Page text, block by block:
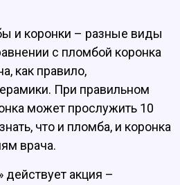
и коронки – разные виды
с пломбой коронка
как правило,
При правильном
может прослужить 10
что и пломба, и коронка
врача.
акция –